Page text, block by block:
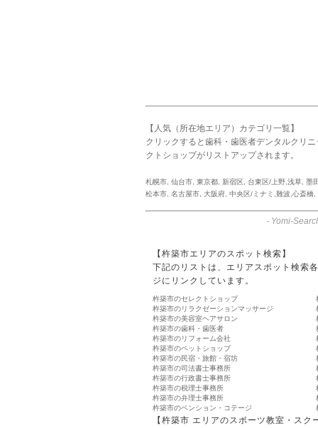
【人気（所在地エリア）カテゴリ一覧】
クリックすると歯科・歯医者デンタルクリ
クトショップがリストアップされます。
札幌市 仙台市 東京都 新宿区 台東区/上野,浅草 墨
松本市 名古屋市 大阪府 中央区/ミナミ,難波,心斎橋
- Yomi-
【杵築市エリアのスポット検索】
下記のリストは、エリアスポット検索
ジにリンクしています。
杵築市のセレクトショップ
杵築市のリラクゼーションマッサージ
杵築市の美容室ヘアサロン
杵築市の歯科・歯医者
杵築市のリフォーム会社
杵築市のペットショップ
杵築市の民宿・旅館・宿坊
杵築市の司法書士事務所
杵築市の行政書士事務所
杵築市の税理士事務所
杵築市の弁理士事務所
杵築市のペンション・コテージ
【杵築市 エリアのスポーツ教室・スク